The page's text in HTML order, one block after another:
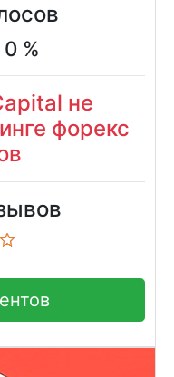
0 %
не
форекс